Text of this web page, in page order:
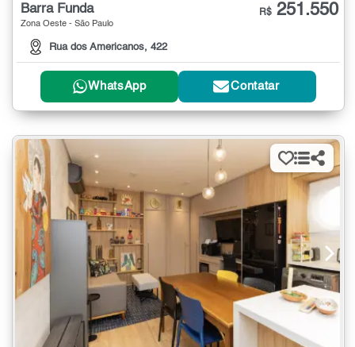
Barra Funda
Zona Oeste - São Paulo
Rua dos Americanos, 422
R$ 251.550
WhatsApp Contatar